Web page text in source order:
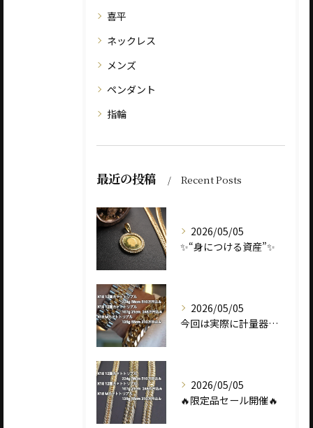
喜平
ネックレス
メンズ
ペンダント
指輪
最近の投稿 Recent Posts
2026/05/05
✨“身につける資産”✨
2026/05/05
今回は実際に計量器に載せて、
2026/05/05
🔥限定品セール開催🔥